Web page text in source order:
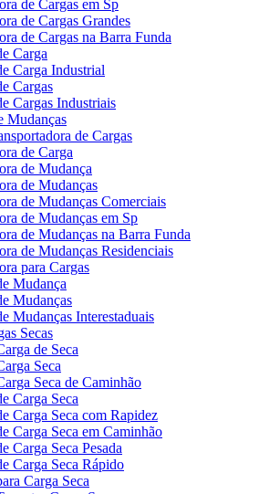
de Cargas em Sp
de Cargas Grandes
de Cargas na Barra Funda
Carga
Carga Industrial
Cargas
Cargas Industriais
Mudanças
de Cargas
de Carga
de Mudança
de Mudanças
de Mudanças Comerciais
de Mudanças em Sp
de Mudanças na Barra Funda
de Mudanças Residenciais
para Cargas
Mudança
Mudanças
Mudanças Interestaduais
Secas
de Seca
Seca
Seca de Caminhão
Carga Seca
Carga Seca com Rapidez
Carga Seca em Caminhão
Carga Seca Pesada
Carga Seca Rápido
Carga Seca